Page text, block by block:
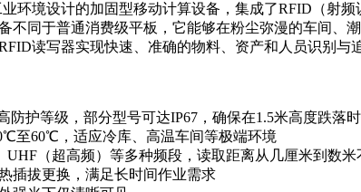
环境设计的加固型移动计算设备，集成了RFID（射
不同于普通消费级平板，它能够在粉尘弥漫的车间、
读写器实现快速、准确的物料、资产和人员识别与
防护等级，部分型号可达IP67，确保在1.5米高度跌落
至60℃，适应冷库、高温车间等极端环境
（超高频）等多种频段，读取距离从几厘米到数米
插拔更换，满足长时间作业需求